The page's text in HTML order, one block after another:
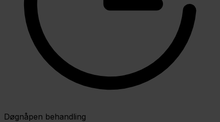
Døgnåpen behandling